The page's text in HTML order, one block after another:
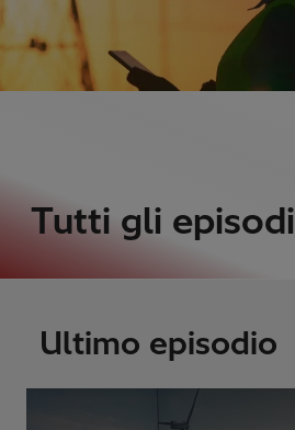
Tutti gli episodi
Ultimo episodio